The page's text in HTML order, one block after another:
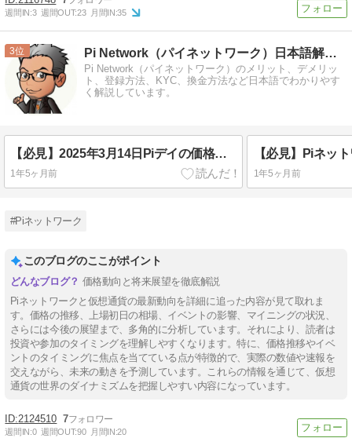
週間IN:3 週間OUT:23 月間IN:35
3 Pi Network（パイネットワーク）日本語解説サイト
Pi Network（パイネットワーク）のメリット、デメリッ
ト、登録方法、KYC、換金方法など日本語でわかりやす
く解説しています。
【必見】2025年3月14日Piデイの価格動向！3.14ドル超えるのか？今後の展望を徹底分析
1年5ヶ月前 1年5ヶ月前
#Piネットワーク
このブログのここがポイント
価格動向と将来展望を徹底解説
Piネットワークと仮想通貨の最新動向を詳細に追った内容が見て取れま
す。価格の推移、上場初日の相場、イベントの影響、マイニングの状況、
さらには今後の展望まで、多角的に分析しています。それにより、読者は
投資や参加のタイミングを理解しやすくなります。特に、価格推移やイベ
ントのタイミングに焦点を当てている点が特徴的で、実際の数値や速報を
交えながら、未来の動きを予測しています。これらの情報を通じて、仮想
通貨の世界のダイナミズムを把握しやすい内容になっています。
2124510 7
週間IN:0 週間OUT:90 月間IN:20